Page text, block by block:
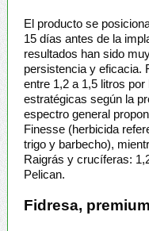
El producto se
15 días antes de la
resultados han sido
persistencia y eficacia.
entre 1,2 a 1,5 litros
estratégicas según la
espectro general
Finesse (herbicida
trigo y barbecho),
Raigrás y crucíferas:
Pelican.
Fidresa,